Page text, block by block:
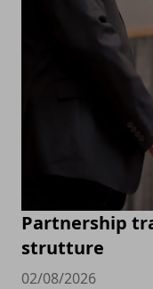
Partnership
strutture
02/08/2026